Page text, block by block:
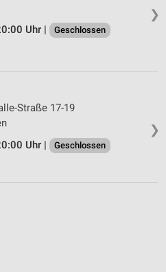
❯
Uhr |
Geschlossen
❯
Straße 17-19
Uhr |
Geschlossen